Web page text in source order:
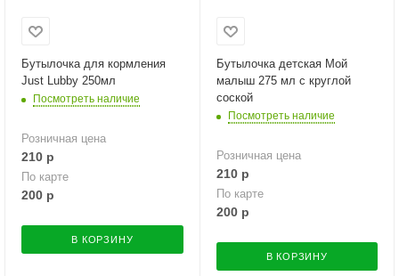
Бутылочка для кормления
Just Lubby 250мл
Посмотреть наличие
Розничная цена
210 р
По карте
200 р
В КОРЗИНУ
Бутылочка детская Мой
малыш 275 мл с круглой
соской
Посмотреть наличие
Розничная цена
210р
По карте
200р
В КОРЗИНУ